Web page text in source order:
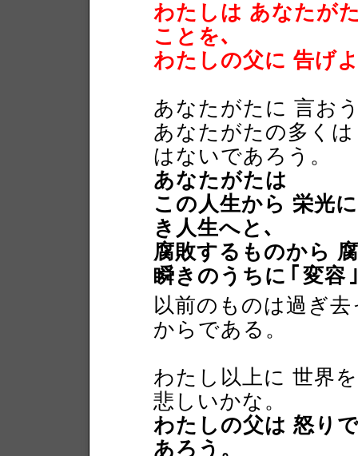
わたしは あなたが
ことを､
わたしの父に 告げ
あなたがたに 言お
あなたがたの多く
はないであろう。
あなたがたは
この人生から 栄光
き人生へと､
腐敗するものから
瞬きのうちに ｢ 変容
以前のものは過ぎ
からである。
わたし以上に 世界
悲しいかな。
わたしの父は 怒り
あろう。